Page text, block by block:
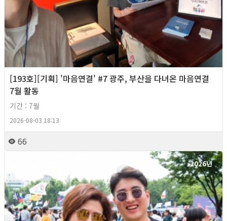
[193호][기획] '마음연결' #7 광주, 부산을 다녀온 마음연결
7월 활동
기간 : 7월
2026-08-03 18:13
66
2026년